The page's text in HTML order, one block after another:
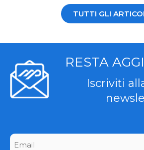
TUTTI GLI
RESTA
Iscriviti
Email